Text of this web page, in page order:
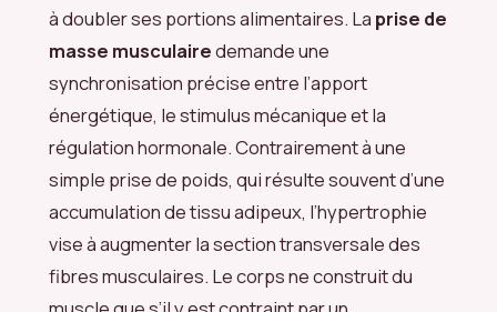
à doubler ses portions alimentaires. La prise de
masse musculairedemande une
synchronisation précise entre l’apport
énergétique, le stimulus mécanique et la
régulation hormonale. Contrairement à une
simple prise de poids, qui résulte souvent d’une
accumulation de tissu adipeux, l’hypertrophie
vise à augmenter la section transversale des
fibres musculaires. Le corps ne construit du